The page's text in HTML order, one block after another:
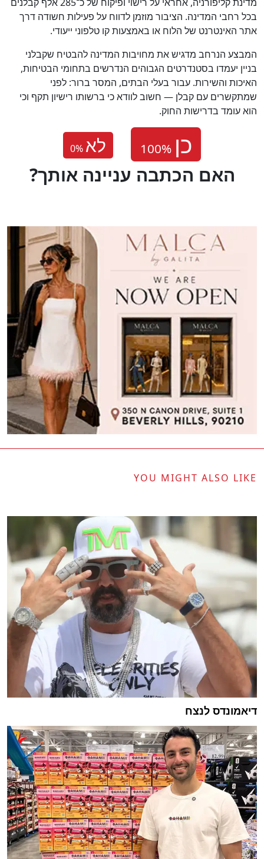
בכל רחבי המדינה. הציבור מוזמן לדווח על פעילות חשודה דרך
אתר האינטרנט של הלוח או באמצעות קו טלפוני ייעודי.
המבצע הנרחב מדגיש את מחויבות המדינה להבטיח שקבלני
בניין יעמדו בסטנדרטים הגבוהים הנדרשים בתחומי הבטיחות,
האיכות והשירות. עבור בעלי הבתים, המסר ברור: לפני
שמתקשרים עם קבלן — חשוב לוודא כי ברשותו רישיון תקף וכי
הוא עומד בדרישות החוק.
0% לא
?האם הכתבה עניינה אותך
YOU MIGHT ALSO LIKE
דיאמונדס לנצח